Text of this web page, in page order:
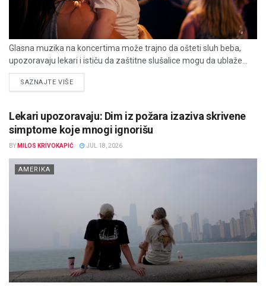
Glasna muzika na koncertima može trajno da ošteti sluh beba,
upozoravaju lekari i ističu da zaštitne slušalice mogu da ublaže...
SAZNAJTE VIŠEDETAILS
Lekari upozoravaju: Dim iz požara izaziva skrivene
simptome koje mnogi ignorišu
BY MILOS KRIVOKAPIĆ JUL 18, 2026
AMERIKA